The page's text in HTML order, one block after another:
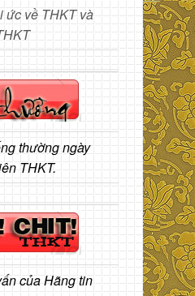
ức về THKT và
thường ngày
THKT.
của Hãng tin